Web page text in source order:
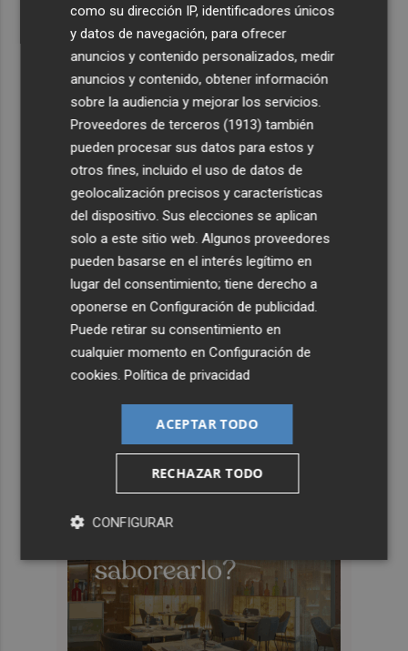
como su dirección IP, identificadores únicos
y datos de navegación, para ofrecer
anuncios y contenido personalizados, medir
anuncios y contenido, obtener información
sobre la audiencia y mejorar los servicios.
Proveedores de terceros (1913) también
pueden procesar sus datos para estos y
otros fines, incluido el uso de datos de
geolocalización precisos y características
del dispositivo. Sus elecciones se aplican
solo a este sitio web. Algunos proveedores
pueden basarse en el interés legítimo en
lugar del consentimiento; tiene derecho a
oponerse enConfiguración de publicidad
Puede retirar su consentimiento en
cualquier momento enConfiguración de
cookies .Política de privacidad
ACEPTAR TODO
RECHAZAR TODO
CONFIGURAR